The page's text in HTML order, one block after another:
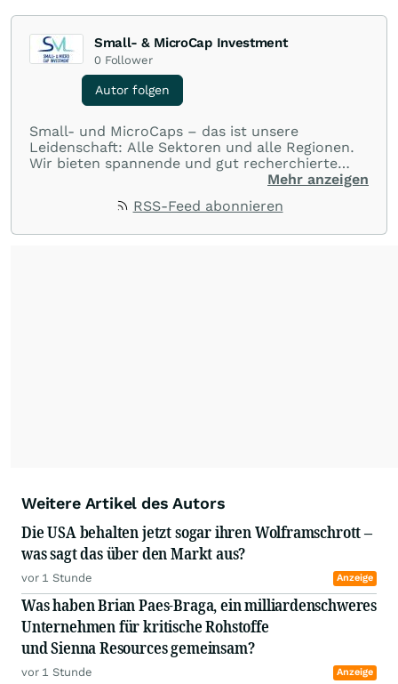
Small- & MicroCap Investment
0 Follower
Autor folgen
Small- und MicroCaps – das ist unsere
Leidenschaft: Alle Sektoren und alle Regionen.
Wir bieten spannende und gut recherchierte
Einblicke in branchen- und marktbezogene
umfangreiche Erfahrungen in der Branche und
Mehr anzeigen
RSS-Feed abonnieren
Weitere Artikel des Autors
Die USA behalten jetzt sogar ihren Wolframschrott –
was sagt das über den Markt aus?
vor 1 Stunde Anzeige
Was haben Brian Paes-Braga, ein milliardenschweres
Unternehmen für kritische Rohstoffe
und Sienna Resources gemeinsam?
vor 1 Stunde Anzeige